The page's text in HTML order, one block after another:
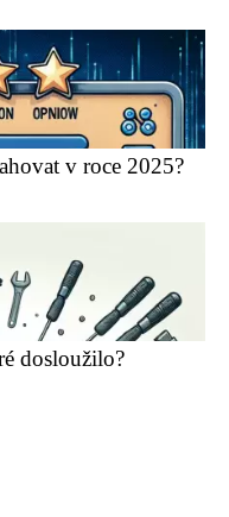
v roce 2025?
dosloužilo?